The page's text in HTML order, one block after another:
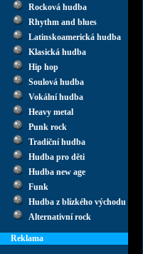
Rocková hudba
Rhythm and blues
Latinskoamerická hudba
Klasická hudba
Hip hop
Soulová hudba
Vokální hudba
Heavy metal
Punk rock
Tradiční hudba
Hudba pro děti
Hudba new age
Funk
Hudba z blízkého východu
Alternativní rock
Reklama